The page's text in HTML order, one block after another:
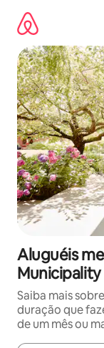
para
conteúdo
Aluguéis
Municipality
Saiba mais
duração que
de um mês ou